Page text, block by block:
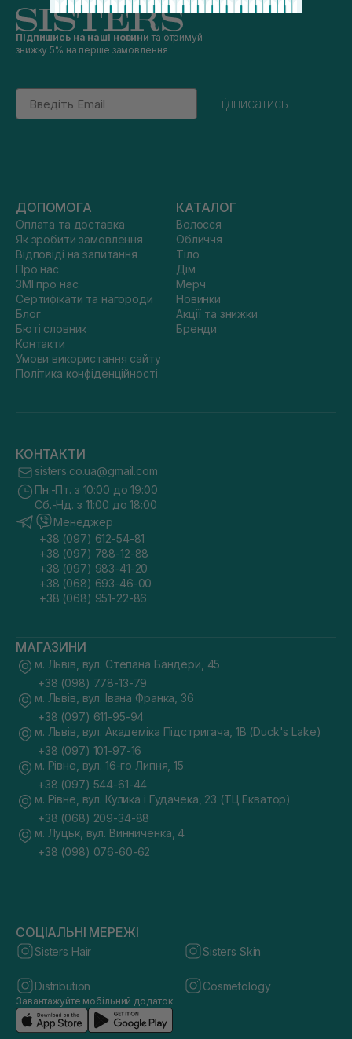
Підпишись на наші новини та отримуй
знижку 5% на перше замовлення
Email
підписатись
ДОПОМОГА
Оплата та доставка
Як зробити замовлення
Відповіді на запитання
Про нас
ЗМІ про нас
Сертифікати та нагороди
Блог
Бюті словник
Контакти
Умови використання сайту
Політика конфіденційності
КАТАЛОГ
Волосся
Обличчя
Тіло
Дім
Мерч
Новинки
Акції та знижки
Бренди
КОНТАКТИ
sisters.co.ua@gmail.com
Пн.-Пт. з 10:00 до 19:00
Сб.-Нд. з 11:00 до 18:00
Менеджер
+38 (097) 612-54-81
+38 (097) 788-12-88
+38 (097) 983-41-20
+38 (068) 693-46-00
+38 (068) 951-22-86
МАГАЗИНИ
м. Львів, вул. Степана Бандери, 45
+38 (098) 778-13-79
м. Львів, вул. Івана Франка, 36
+38 (097) 611-95-94
м. Львів, вул. Академіка Підстригача, 1В (Duck's Lake)
+38 (097) 101-97-16
м. Рівне, вул. 16-го Липня, 15
+38 (097) 544-61-44
м. Рівне, вул. Кулика і Гудачека, 23 (ТЦ Екватор)
+38 (068) 209-34-88
м. Луцьк, вул. Винниченка, 4
+38 (098) 076-60-62
СОЦІАЛЬНІ МЕРЕЖІ
Sisters Hair Sisters Skin
Distribution Cosmetology
Завантажуйте мобільний додаток